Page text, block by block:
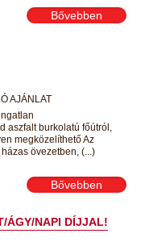
Bővebben
AJÁNLAT
aszfalt burkolatú főútról,
megközelíthető Az
övezetben, (...)
Bővebben
ÁGY/NAPI DÍJJAL!